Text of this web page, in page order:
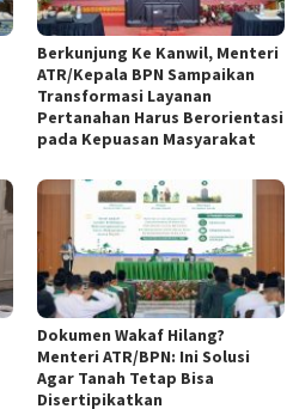
Berkunjung Ke Kanwil, Menteri
ATR/Kepala BPN Sampaikan
Transformasi Layanan
Pertanahan Harus Berorientasi
pada Kepuasan Masyarakat
Dokumen Wakaf Hilang?
Menteri ATR/BPN: Ini Solusi
Agar Tanah Tetap Bisa
Disertipikatkan